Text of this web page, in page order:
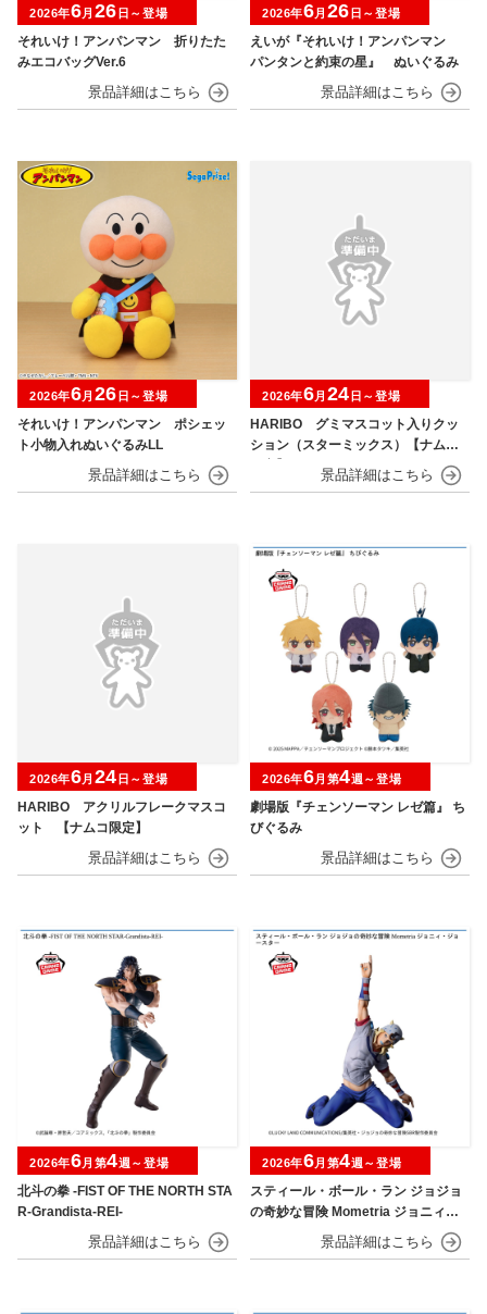
それいけ！アンパンマン 折りたた
みエコバッグVer.6
2026年6月 26 日～登場
えいが『それいけ！アンパンマン
パンタンと約束の星』 ぬいぐるみ
2026年6月 26 日～登場
それいけ！アンパンマン ポシェッ
ト小物入れぬいぐるみLL
2026年6月 26 日～登場
HARIBO グミマスコット入りクッ
ション（スターミックス）【ナムコ
2026年6月 24 日～登場
HARIBO アクリルフレークマスコ
ット 【ナムコ限定】
2026年6月 24 日～登場
劇場版『チェンソーマン レゼ篇』 ち
びぐるみ
2026年6月第4週～登場
北斗の拳 -FIST OF THE NORTH STA
R-Grandista-REI-
2026年6月第4週～登場
スティール・ボール・ラン ジョジョ
の奇妙な冒険 Mometria ジョニィ・
ジョースター
2026年6月第4週～登場